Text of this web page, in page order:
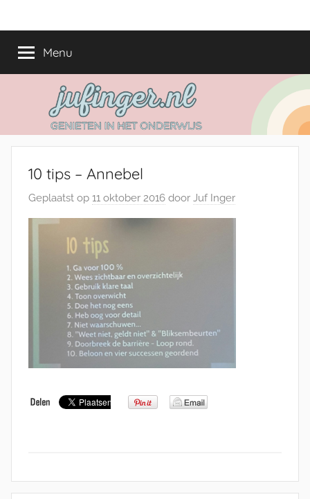
naarjufinger.nl
het
onderwijs
Menu
10 tips – Annebel
Geplaatst op 11 oktober 2016 door Juf Inger